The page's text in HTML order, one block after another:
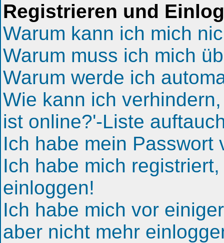
Registrieren und
Warum kann ich mich
Warum muss ich mich
Warum werde ich
Wie kann ich
ist online?'-Liste
Ich habe mein Passwort
Ich habe mich
einloggen!
Ich habe mich vor
aber nicht mehr